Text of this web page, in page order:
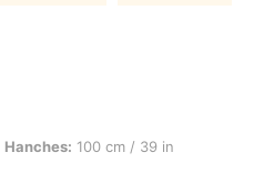
/ 39 in, Taille: 85 cm / 33 in, Buste: 110
Hanches: 100 cm / 39 in